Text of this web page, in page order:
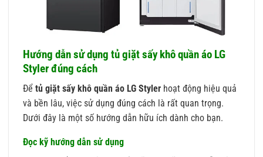
Hướng dẫn sử dụng tủ giặt sấy khô quần áo LG
Styler đúng cách
Để tủ giặt sấy khô quần áo LG Styler hoạt động hiệu quả
và bền lâu, việc sử dụng đúng cách là rất quan trọng.
Dưới đây là một số hướng dẫn hữu ích dành cho bạn.
Đọc kỹ hướng dẫn sử dụng